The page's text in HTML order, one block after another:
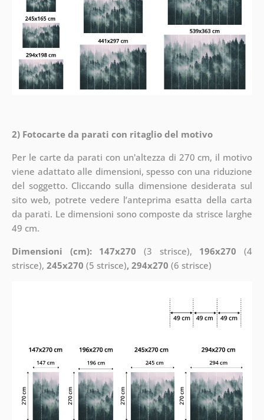
2) Fotocarte da parati con ritaglio del motivo
Per le carte da parati con un'altezza di 270 cm, il motivo
viene adattato alle dimensioni, spesso con una riduzione
del soggetto. Cliccando sulla dimensione desiderata sul
sito web, potrete vedere l’anteprima esatta della carta
da parati. Le dimensioni sono composte da strisce larghe
49 cm.
Dimensioni (cm): 147x270 (3 strisce), 196x270 (4
strisce), 245x270 (5 strisce), 294x270 (6 strisce)